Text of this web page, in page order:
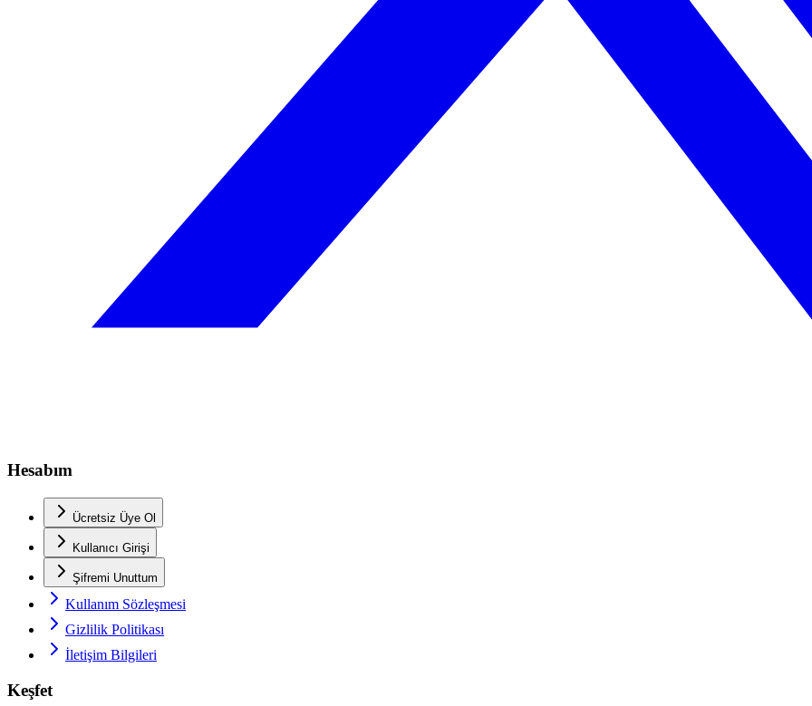
Hesabım
Ücretsiz Üye Ol
Kullanıcı Girişi
Şifremi Unuttum
Kullanım Sözleşmesi
Gizlilik Politikası
İletişim Bilgileri
Keşfet